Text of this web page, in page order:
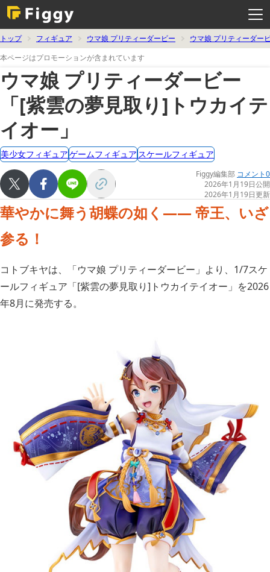
ー
開
く
トップ フィギュア ウマ娘 プリティーダービー
ウマ娘 プリティーダー
本ページはプロモーションが含まれています
ウマ娘 プリティーダービー
「[紫雲の夢見取り]トウカイテ
イオー」
美少女フィギュアゲームフィギュア スケールフィギュア
Figgy編集部 コメント0
2026年1月19日公開
2026年1月19日更新
華やかに舞う胡蝶の如く―― 帝王、いざ
参る！
コトブキヤは、「ウマ娘 プリティーダービー」より、1/7スケ
ールフィギュア「[紫雲の夢見取り]トウカイテイオー」を2026
年8月に発売する。